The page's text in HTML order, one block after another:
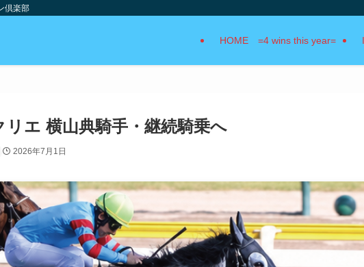
倶楽部
HOME =4 wins this year=
リエ 横山典騎手・継続騎乗へ
2026年7月1日